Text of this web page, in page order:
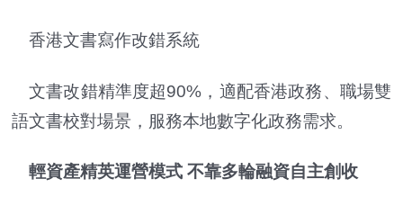
香港文書寫作改錯系統
文書改錯精準度超90%，適配香港政務、職場雙
語文書校對場景，服務本地數字化政務需求。
輕資產精英運營模式 不靠多輪融資自主創收